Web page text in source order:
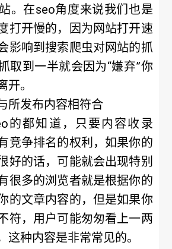
。在seo角度来说我们也是
打开慢的，因为网站打开速
影响到搜索爬虫对网站的抓
取到一半就会因为“嫌弃”你
开。
所发布内容相符合
的都知道，只要内容收录
竞争排名的权利，如果你的
好的话，可能就会出现特别
很多的浏览者就是根据你的
的文章内容的，但是如果你
符，用户可能匆匆看上一两
这种内容是非常常见的。